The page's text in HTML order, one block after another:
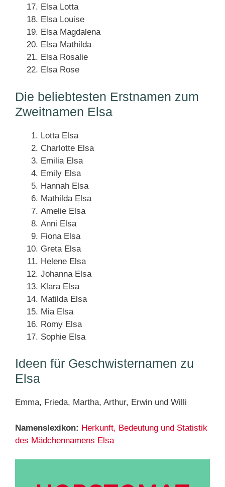
Elsa Lotta
Elsa Louise
Elsa Magdalena
Elsa Mathilda
Elsa Rosalie
Elsa Rose
Die beliebtesten Erstnamen zum
Zweitnamen Elsa
Lotta Elsa
Charlotte Elsa
Emilia Elsa
Emily Elsa
Hannah Elsa
Mathilda Elsa
Amelie Elsa
Anni Elsa
Fiona Elsa
Greta Elsa
Helene Elsa
Johanna Elsa
Klara Elsa
Matilda Elsa
Mia Elsa
Romy Elsa
Sophie Elsa
Ideen für Geschwisternamen zu
Elsa
Emma, Frieda, Martha, Arthur, Erwin und Willi
Namenslexikon: Herkunft, Bedeutung und Statistik
des Mädchennamens Elsa